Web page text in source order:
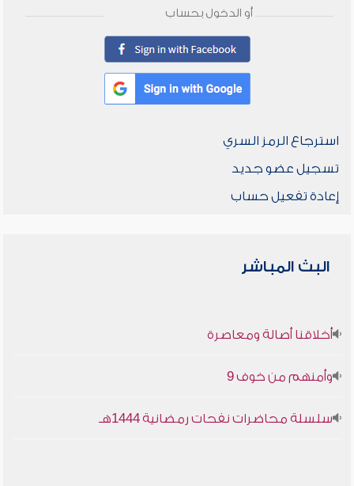
أو الدخول بحساب
استرجاع الرمز السري
تسجيل عضو جديد
إعادة تفعيل حساب
البث المباشر
أخلاقنا أصالة ومعاصرة
وأمنهم من خوف 9
سلسلة محاضرات نفحات رمضانية 1444هـ